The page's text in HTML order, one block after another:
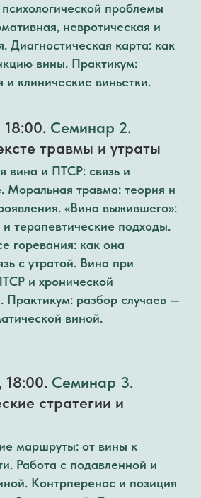
проблемы
невротическая и
Диагностическая карта: как
вины. Практикум:
и клинические виньетки.
18:00. Семинар 2.
травмы и утраты
вина и ПТСР: связь и
Моральная травма: теория и
«Вина выжившего»:
терапевтические подходы.
горевания: как она
с утратой. Вина при
и хронической
Практикум: разбор случаев —
виной.
, 18:00. Семинар 3.
стратегии и
маршруты: от вины к
Работа с подавленной и
Контрперенос и позиция